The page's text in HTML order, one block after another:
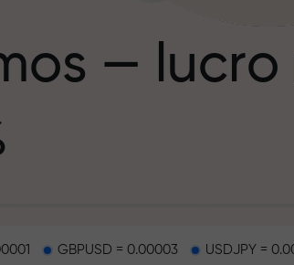
—
GBPUSD = 0.00003 USDJPY =